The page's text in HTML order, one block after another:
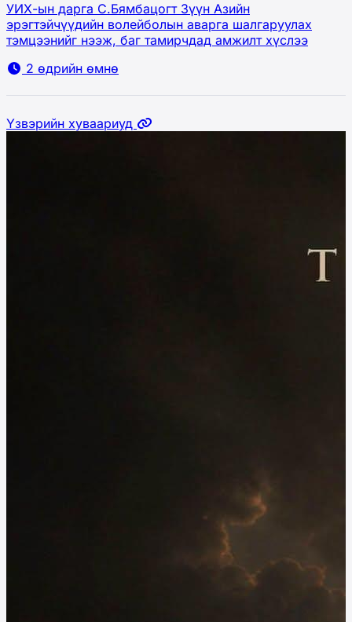
УИХ-ын дарга С.Бямбацогт Зүүн Азийн
эрэгтэйчүүдийн волейболын аварга шалгаруулах
тэмцээнийг нээж, баг тамирчдад амжилт хүслээ
2 өдрийн өмнө
Үзвэрийн хуваариуд